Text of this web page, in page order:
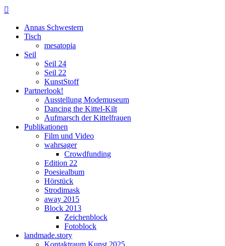

Annas Schwestern
Tisch
mesatopia
Seil
Seil 24
Seil 22
KunstStoff
Partnerlook!
Ausstellung Modemuseum
Dancing the Kittel-Kilt
Aufmarsch der Kittelfrauen
Publikationen
Film und Video
wahrsager
Crowdfunding
Edition 22
Poesiealbum
Hörstück
Strodimask
away 2015
Block 2013
Zeichenblock
Fotoblock
landmade.story
Kontaktraum Kunst 2025